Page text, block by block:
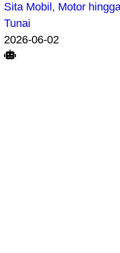
Sita Mobil, Motor
Tunai
2026-06-02